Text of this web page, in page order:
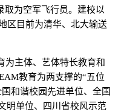
取为空军飞行员。建校以
区目前为清华、北大输送
为主体、艺体特长教育和
教育为两支撑的“五位
和谐校园先进单位、全国
明单位、四川省校风示范